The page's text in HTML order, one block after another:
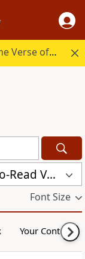
Start your day in God's Word with the Verse of the Day.
Russian New Testament: Easy-to-Read Version (ERV-RU)
Font Size
Your Content